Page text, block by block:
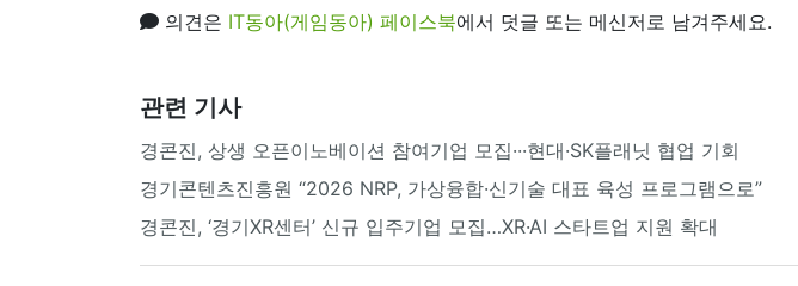
의견은 IT동아(게임동아) 페이스북에서 덧글 또는 메신저로 남겨주세요.
관련 기사
경콘진, 상생 오픈이노베이션 참여기업 모집···현대·SK플래닛 협업 기회
경기콘텐츠진흥원 “2026 NRP, 가상융합·신기술 대표 육성 프로그램으로”
경콘진, ‘경기XR센터’ 신규 입주기업 모집…XR·AI 스타트업 지원 확대